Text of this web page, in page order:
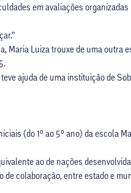
em avaliações
Maria Luiza trouxe de uma outra
ajuda de uma instituição de
(do 1º ao 5º ano) da escola
ao de nações
colaboração, entre estado e